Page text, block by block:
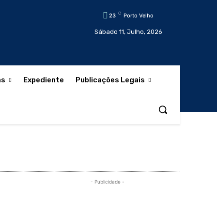
23 C Porto Velho
Sábado 11, Julho, 2026
Expediente Publicações Legais
- Publicidade -